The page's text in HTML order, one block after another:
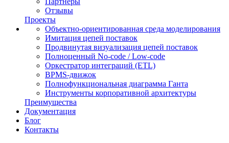
Отзывы
Проекты
Объектно-ориентированная среда моделирования
Имитация цепей поставок
Продвинутая визуализация цепей поставок
Полноценный No-code / Low-code
Оркестратор интеграций (ETL)
BPMS-движок
Полнофункциональная диаграмма Ганта
Инструменты корпоративной архитектуры
Преимущества
Документация
Блог
Контакты